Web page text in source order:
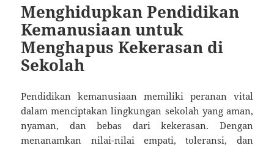
Menghidupkan Pendidikan
Kemanusiaan untuk
Menghapus Kekerasan di
Sekolah
Pendidikan kemanusiaan memiliki peranan vital
dalam menciptakan lingkungan sekolah yang aman,
nyaman, dan bebas dari kekerasan. Dengan
menanamkan nilai-nilai empati, toleransi, dan